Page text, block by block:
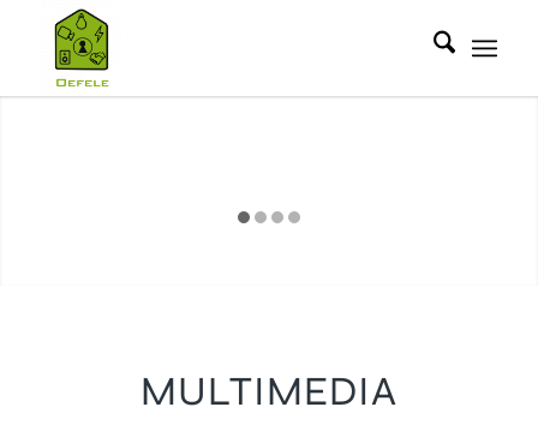
MULTIMEDIA